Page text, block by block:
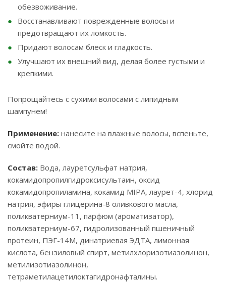
обезвоживание.
Восстанавливают поврежденные волосы и
предотвращают их ломкость.
Придают волосам блеск и гладкость.
Улучшают их внешний вид, делая более густыми и
крепкими.
Попрощайтесь с сухими волосами с липидным
шампунем!
Применение: нанесите на влажные волосы, вспеньте,
смойте водой.
Состав: Вода, лауретсульфат натрия,
кокамидопропилгидроксисультаин, оксид
кокамидопропиламина, кокамид MIPA, лаурет-4, хлорид
натрия, эфиры глицерина-8 оливкового масла,
поликватерниум-11, парфюм (ароматизатор),
поликватерниум-67, гидролизованный пшеничный
протеин, ПЭГ-14М, динатриевая ЭДТА, лимонная
кислота, бензиловый спирт, метилхлоризотиазолинон,
метилизотиазолинон,
тетраметилацетилоктагидронафталины.